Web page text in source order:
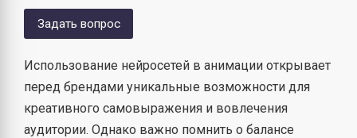
Задать вопрос
Использование нейросетей в анимации открывает
перед брендами уникальные возможности для
креативного самовыражения и вовлечения
аудитории. Однако важно помнить о балансе